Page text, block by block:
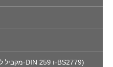
ISO228 (מקביל ל-DIN 259 ו-BS2779)